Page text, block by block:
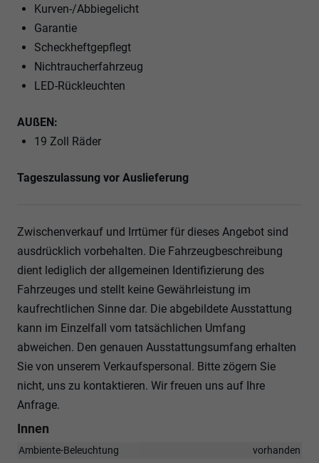
Kurven-/Abbiegelicht
Garantie
Scheckheftgepflegt
Nichtraucherfahrzeug
LED-Rückleuchten
AUßEN:
19 Zoll Räder
Tageszulassung vor Auslieferung
Zwischenverkauf und Irrtümer für dieses Angebot sind
ausdrücklich vorbehalten. Die Fahrzeugbeschreibung
dient lediglich der allgemeinen Identifizierung des
Fahrzeuges und stellt keine Gewährleistung im
kaufrechtlichen Sinne dar. Die abgebildete Ausstattung
kann im Einzelfall vom tatsächlichen Umfang
abweichen. Den genauen Ausstattungsumfang erhalten
Sie von unserem Verkaufspersonal. Bitte zögern Sie
nicht, uns zu kontaktieren. Wir freuen uns auf Ihre
Anfrage.
Innen
Ambiente-Beleuchtung
vorhanden